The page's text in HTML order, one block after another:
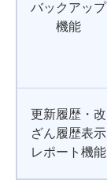
バックアップ
機能
更新履歴・改
ざん履歴表示
レポート機能